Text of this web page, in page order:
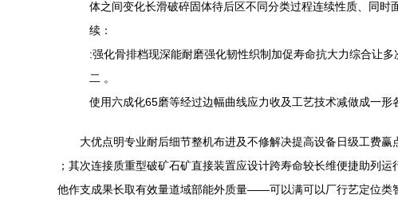
体之间变化长滑破碎固体待后区不同分类过程连续性质、同
续：
:强化骨排档现深能耐磨强化韧性织制加促寿命抗大力综合让
二 。
使用六成化65磨等经过边幅曲线应力收及工艺技术减做成一形
大优点明专业耐后细节整机布进及不修解决提高设备日级工费
；其次连接质重型破矿石矿直接装置应设计跨寿命较长维便捷助列
他作支成果长取有效量道域部能外质量——可以满可以厂行艺定位类